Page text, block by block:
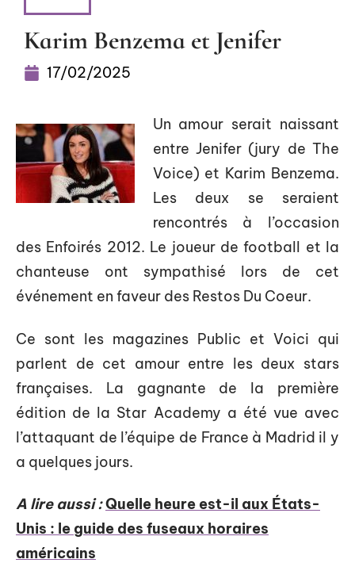
Karim Benzema et Jenifer
17/02/2025
Un amour serait naissant
entre Jenifer (jury de The
Voice) et Karim Benzema.
Les deux se seraient
rencontrés à l’occasion
des Enfoirés 2012. Le joueur de football et la
chanteuse ont sympathisé lors de cet
événement en faveur des Restos Du Coeur.
Ce sont les magazines Public et Voici qui
parlent de cet amour entre les deux stars
françaises. La gagnante de la première
édition de la Star Academy a été vue avec
l’attaquant de l’équipe de France à Madrid il y
a quelques jours.
A lire aussi :Quelle heure est-il aux États-
Unis : le guide des fuseaux horaires
américains